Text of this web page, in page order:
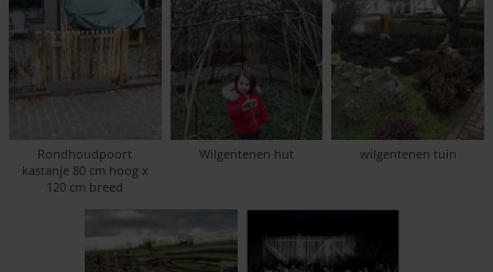
Rondhoudpoort
kastanje 80 cm hoog x
120 cm breed
Wilgentenen hut wilgentenen tuin